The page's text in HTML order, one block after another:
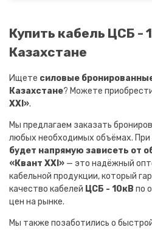
Купить кабель ЦСБ -
Казахстане
Ищете силовые
Казахстане? Можете
XXI».
Мы предлагаем заказать
любых необходимых объёмах. При
будет напрямую зависеть от
«Квант XXI» — это надёжный
кабельной продукции, который
качество кабелей ЦСБ - 10кВ по
цен на рынке.
Мы также позаботились о